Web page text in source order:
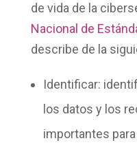
de vida de la
Nacional de
describe de la
Identificar:
los datos y los
importantes